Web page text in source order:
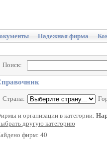
Надежная фирма
Поиск:
Страна:
и организации в категории:
другую категорию
фирм: 40